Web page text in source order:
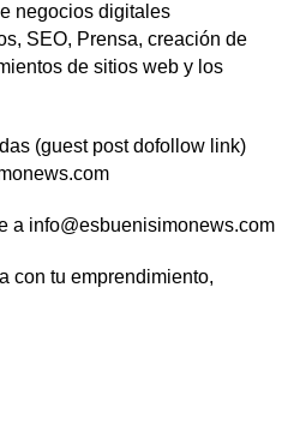
negocios digitales
SEO, Prensa, creación de
de sitios web y los
(guest post dofollow link)
a info@esbuenisimonews.com
con tu emprendimiento,